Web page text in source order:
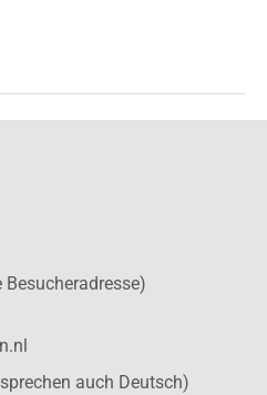
Besucheradresse)
auch Deutsch)